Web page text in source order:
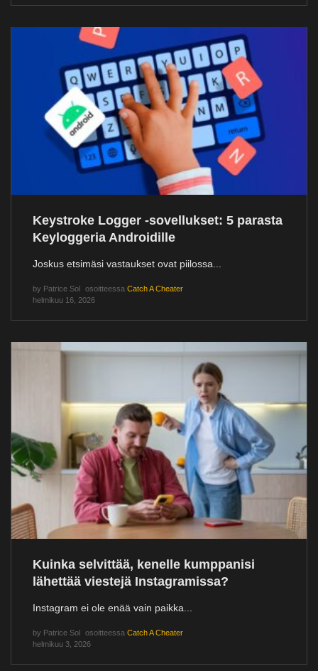
Keystroke Logger -sovellukset: 5 parasta
Keyloggeria Androidille
Joskus etsimäsi vastaukset ovat piilossa...
by Patrice Sol osoitteessa Catch A Cheater
helmikuu 16, 2026
Kuinka selvittää, kenelle kumppanisi
lähettää viestejä Instagramissa?
Instagram ei ole enää vain paikka...
by Patrice Sol osoitteessa Catch A Cheater
helmikuu 3, 2026